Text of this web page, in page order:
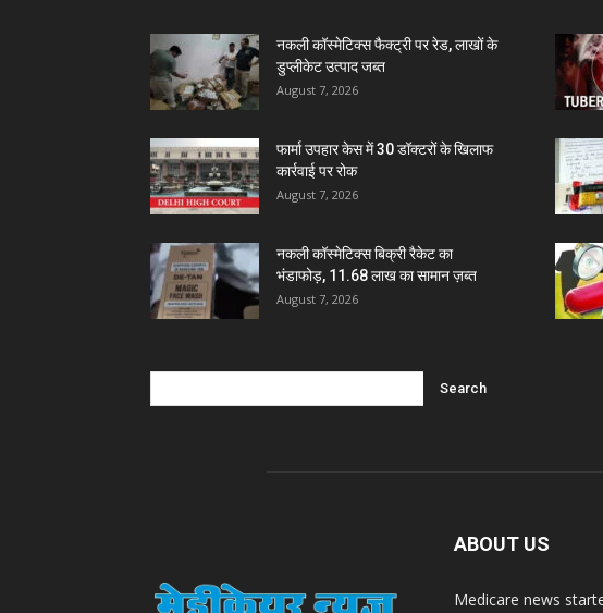
नकली कॉस्मेटिक्स फैक्ट्री पर रेड, लाखों के
डुप्लीकेट उत्पाद जब्त
August 7, 2026
फार्मा उपहार केस में 30 डॉक्टरों के खिलाफ
कार्रवाई पर रोक
August 7, 2026
नकली कॉस्मेटिक्स बिक्री रैकेट का
भंडाफोड़, 11.68 लाख का सामान ज़ब्त
August 7, 2026
ABOUT US
Medicare news